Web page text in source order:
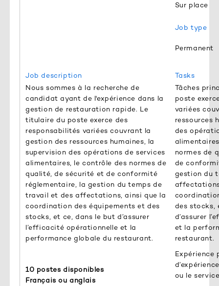
Sur place
Job type
Permanent
Job description
Nous sommes à la recherche de
candidat ayant de l'expérience dans la
gestion de restauration rapide. Le
titulaire du poste exerce des
responsabilités variées couvrant la
gestion des ressources humaines, la
supervision des opérations de services
alimentaires, le contrôle des normes de
qualité, de sécurité et de conformité
réglementaire, la gestion du temps de
travail et des affectations, ainsi que la
coordination des équipements et des
stocks, et ce, dans le but d’assurer
l’efficacité opérationnelle et la
performance globale du restaurant.
10 postes disponibles
Français ou anglais
Tasks
Tâches
poste
variées
ressources
des
normes de
de
gestion du
des stocks,
d’assurer
et la
restaurant.
Expérience
ou le